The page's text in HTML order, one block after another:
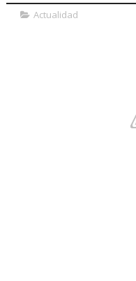
Actualidad